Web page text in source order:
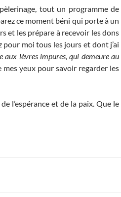
tout un programme de
ce moment béni qui porte à un
et les prépare à recevoir les dons
moi tous les jours et dont j’ai
aux lèvres impures, qui demeure au
mes yeux pour savoir regarder les
l’espérance et de la paix. Que le